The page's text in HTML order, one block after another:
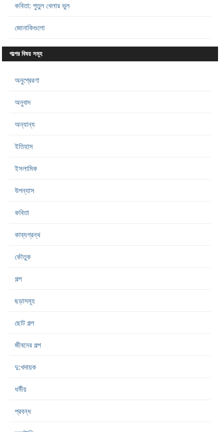
কবিতা: পুতুল খেলার ভুল
জোনাকিগুলো
গল্পের বিষয় সমূহ
অনুপ্রেরণা
অনুবাদ
অন্যান্য
ইতিহাস
ইসলামিক
উপন্যাস
কবিতা
কাব্যগ্রন্থ
কৌতুক
গল্প
ছড়াসমূহ
ছোট গল্প
জীবনের গল্প
দু:খদায়ক
ধর্মীয়
প্রবন্ধ